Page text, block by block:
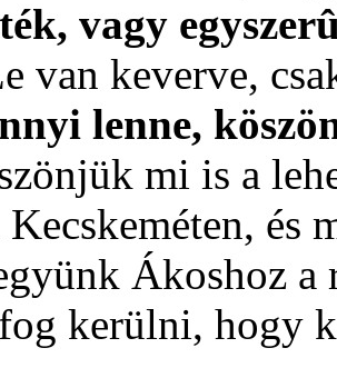
vagy
van keverve,
lenne,
mi is a
és
Ákoshoz a
kerülni, hogy